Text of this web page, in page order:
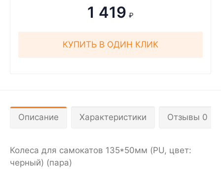
1 419 ₽
КУПИТЬ В ОДИН КЛИК
Описание Характеристики Отзывы 0
Колеса для самокатов 135*50мм (PU, цвет:
черный) (пара)